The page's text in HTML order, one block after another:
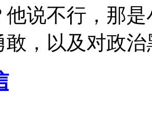
他说不行，那
敢，以及对政